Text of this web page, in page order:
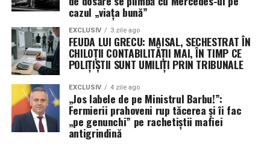
cazul „viața bună”
EXCLUSIV 3 zile ago
FEUDA LUI GRECU: MAISAL, SECHESTRAT ÎN
CHILOȚII CONTABILITĂȚII MAI, ÎN TIMP CE
POLIȚIȘTII SUNT UMILIȚI PRIN TRIBUNALE
EXCLUSIV 4 zile ago
„Jos labele de pe Ministrul Barbu!”:
Fermierii prahoveni rup tăcerea și îi fac
„pe genunchi” pe rachetiștii mafiei
antigrindină